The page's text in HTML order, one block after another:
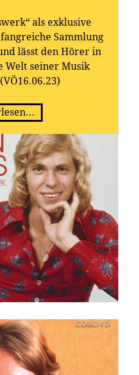
als exklusive
Sammlung
lässt den Hörer in
Welt seiner Musik